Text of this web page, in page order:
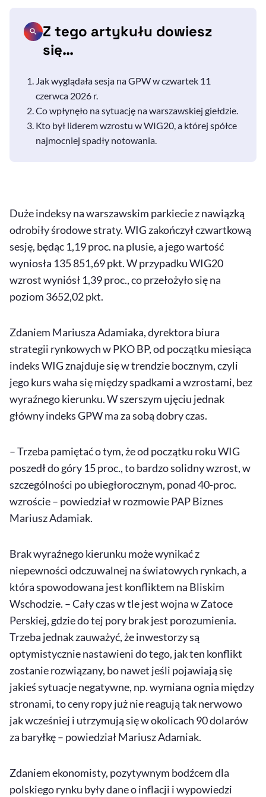
Z tego artykułu dowiesz
się…
Jak wyglądała sesja na GPW w czwartek 11
czerwca 2026 r.
Co wpłynęło na sytuację na warszawskiej giełdzie.
Kto był liderem wzrostu w WIG20, a której spółce
najmocniej spadły notowania.
Duże indeksy na warszawskim parkiecie z nawiązką
odrobiły środowe straty. WIG zakończył czwartkową
sesję, będąc 1,19 proc. na plusie, a jego wartość
wyniosła 135 851,69 pkt. W przypadku WIG20
wzrost wyniósł 1,39 proc., co przełożyło się na
poziom 3652,02 pkt.
Zdaniem Mariusza Adamiaka, dyrektora biura
strategii rynkowych w PKO BP, od początku miesiąca
indeks WIG znajduje się w trendzie bocznym, czyli
jego kurs waha się między spadkami a wzrostami, bez
wyraźnego kierunku. W szerszym ujęciu jednak
główny indeks GPW ma za sobą dobry czas.
– Trzeba pamiętać o tym, że od początku roku WIG
poszedł do góry 15 proc., to bardzo solidny wzrost, w
szczególności po ubiegłorocznym, ponad 40-proc.
wzroście – powiedział w rozmowie PAP Biznes
Mariusz Adamiak.
Brak wyraźnego kierunku może wynikać z
niepewności odczuwalnej na światowych rynkach, a
która spowodowana jest konfliktem na Bliskim
Wschodzie. – Cały czas w tle jest wojna w Zatoce
Perskiej, gdzie do tej pory brak jest porozumienia.
Trzeba jednak zauważyć, że inwestorzy są
optymistycznie nastawieni do tego, jak ten konflikt
zostanie rozwiązany, bo nawet jeśli pojawiają się
jakieś sytuacje negatywne, np. wymiana ognia między
stronami, to ceny ropy już nie reagują tak nerwowo
jak wcześniej i utrzymują się w okolicach 90 dolarów
za baryłkę – powiedział Mariusz Adamiak.
Zdaniem ekonomisty, pozytywnym bodźcem dla
polskiego rynku były dane o inflacji i wypowiedzi